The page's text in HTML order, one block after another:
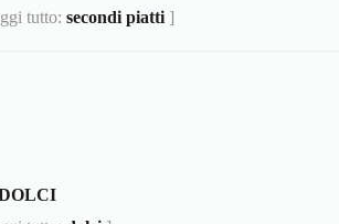
tutto: secondi piatti ]